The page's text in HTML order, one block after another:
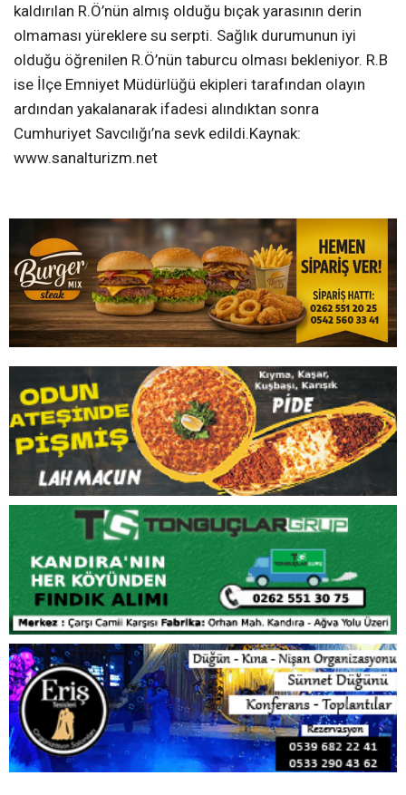
kaldırılan R.Ö’nün almış olduğu bıçak yarasının derin
olmaması yüreklere su serpti. Sağlık durumunun iyi
olduğu öğrenilen R.Ö’nün taburcu olması bekleniyor. R.B
ise İlçe Emniyet Müdürlüğü ekipleri tarafından olayın
ardından yakalanarak ifadesi alındıktan sonra
Cumhuriyet Savcılığı’na sevk edildi.Kaynak:
www.sanalturizm.net